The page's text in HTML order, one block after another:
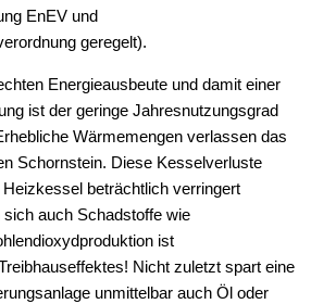
EnEV und
geregelt).
Energieausbeute und damit einer
ist der geringe Jahresnutzungsgrad
Wärmemengen verlassen das
Schornstein. Diese Kesselverluste
beträchtlich verringert
auch Schadstoffe wie
ist
Nicht zuletzt spart eine
unmittelbar auch Öl oder